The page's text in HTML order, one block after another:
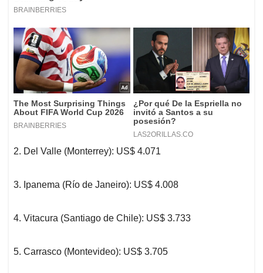
2. Del Valle (Monterrey): US$ 4.071
3. Ipanema (Río de Janeiro): US$ 4.008
4. Vitacura (Santiago de Chile): US$ 3.733
5. Carrasco (Montevideo): US$ 3.705